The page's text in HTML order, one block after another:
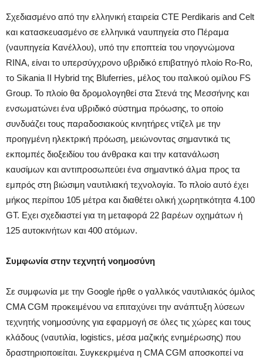
Σχεδιασμένο από την ελληνική εταιρεία CTE Perdikaris and Celt
και κατασκευασμένο σε ελληνικά ναυπηγεία στο Πέραμα
(ναυπηγεία Κανέλλου), υπό την εποπτεία του νηογνώμονα
RINA, είναι το υπερσύγχρονο υβριδικό επιβατηγό πλοίο Ro-Ro,
το Sikania II Hybrid της Bluferries, μέλος του ιταλικού ομίλου FS
Group. Το πλοίο θα δρομολογηθεί στα Στενά της Μεσσήνης και
ενσωματώνει ένα υβριδικό σύστημα πρόωσης, το οποίο
συνδυάζει τους παραδοσιακούς κινητήρες ντίζελ με την
προηγμένη ηλεκτρική πρόωση, μειώνοντας σημαντικά τις
εκπομπές διοξειδίου του άνθρακα και την κατανάλωση
καυσίμων και αντιπροσωπεύει ένα σημαντικό άλμα προς τα
εμπρός στη βιώσιμη ναυτιλιακή τεχνολογία. Το πλοίο αυτό έχει
μήκος περίπου 105 μέτρα και διαθέτει ολική χωρητικότητα 4.100
GT. Εχει σχεδιαστεί για τη μεταφορά 22 βαρέων οχημάτων ή
125 αυτοκινήτων και 400 ατόμων.
Συμφωνία στην τεχνητή νοημοσύνη
Σε συμφωνία με την Google ήρθε ο γαλλικός ναυτιλιακός όμιλος
CMA CGM προκειμένου να επιταχύνει την ανάπτυξη λύσεων
τεχνητής νοημοσύνης για εφαρμογή σε όλες τις χώρες και τους
κλάδους (ναυτιλία, logistics, μέσα μαζικής ενημέρωσης) που
δραστηριοποιείται. Συγκεκριμένα η CMA CGM αποσκοπεί να